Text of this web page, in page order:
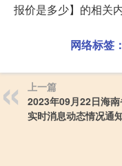
报价是多少】的相关
网络标签：
上一篇
2023年09月22日海
实时消息动态情况通